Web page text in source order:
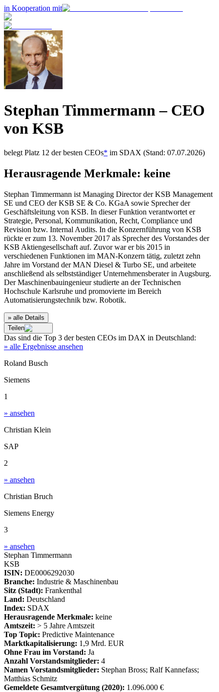
in Kooperation mit
Stephan Timmermann– CEO
von KSB
belegt Platz 12 der besten CEOs* im SDAX (Stand: 07.07.2026)
Herausragende Merkmale: keine
Stephan Timmermann ist Managing Director der KSB Management
SE und CEO der KSB SE & Co. KGaA sowie Sprecher der
Geschäftsleitung von KSB. In dieser Funktion verantwortet er
Strategie, Personal, Kommunikation, Recht, Compliance und
Revision bzw. Internal Audits. In die Konzernführung von KSB
rückte er zum 13. November 2017 als Sprecher des Vorstandes der
KSB Aktiengesellschaft auf. Zuvor war er bis 2015 in
verschiedenen Funktionen im MAN‑Konzern tätig, zuletzt zehn
Jahre im Vorstand der MAN Diesel & Turbo SE, und arbeitete
anschließend als selbstständiger Unternehmensberater in Augsburg.
Der Maschinenbauingenieur studierte an der Technischen
Hochschule Karlsruhe und promovierte im Bereich
Automatisierungstechnik bzw. Robotik.
» alle Details
Teilen
Das sind die Top 3 der besten CEOs im DAX in Deutschland:
» alle Ergebnisse ansehen
Roland Busch
Siemens
1
» ansehen
Christian Klein
SAP
2
» ansehen
Christian Bruch
Siemens Energy
3
» ansehen
Stephan Timmermann
KSB
ISIN: DE0006292030
Branche: Industrie & Maschinenbau
Sitz (Stadt): Frankenthal
Land: Deutschland
Index: SDAX
Herausragende Merkmale: keine
Amtszeit: > 5 Jahre Amtszeit
Top Topic: Predictive Maintenance
Marktkapitalisierung: 1,9 Mrd. EUR
Ohne Frau im Vorstand: Ja
Anzahl Vorstandsmitglieder: 4
Namen Vorstandsmitglieder: Stephan Bross; Ralf Kannefass;
Matthias Schmitz
Gemeldete Gesamtvergütung (2020): 1.096.000 €